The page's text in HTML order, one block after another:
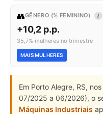
👥GÊNERO (% FEMININO) I
+10,2 p.p.
35,7% mulheres no trimestre
MAIS MULHERES
Em Porto Alegre, RS,
07/2025 a 06/2026), o
Máquinas Industriais